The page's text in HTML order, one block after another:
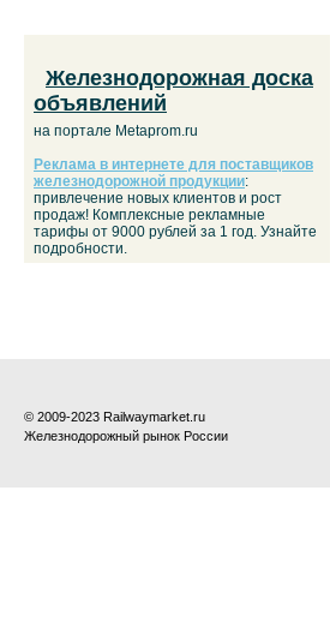
Железнодорожная доска
объявлений
на портале Metaprom.ru
Реклама в интернете для поставщиков
железнодорожной продукции:
привлечение новых клиентов и рост
продаж! Комплексные рекламные
тарифы от 9000 рублей за 1 год. Узнайте
подробности.
© 2009-2023 Railwaymarket.ru
Железнодорожный рынок России